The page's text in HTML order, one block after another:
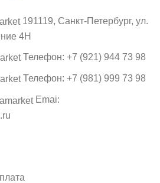
191119, Санкт-Петербург, ул.
4Н
Телефон: +7 (921) 944 73 98
Телефон: +7 (981) 999 73 98
Emai: